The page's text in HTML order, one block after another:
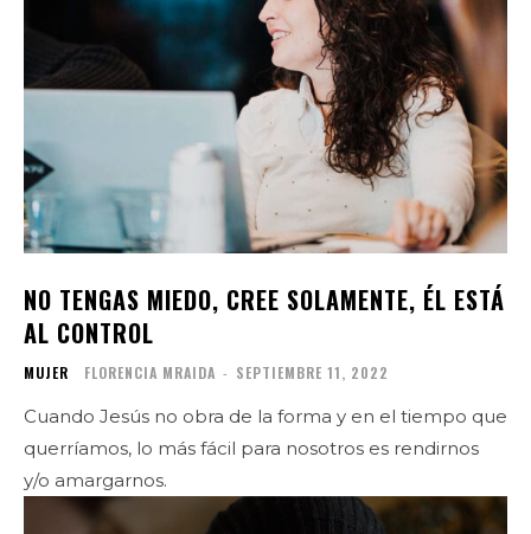
NO TENGAS MIEDO, CREE SOLAMENTE, ÉL ESTÁ
AL CONTROL
MUJER FLORENCIA MRAIDA - SEPTIEMBRE 11, 2022
Cuando Jesús no obra de la forma y en el tiempo que
querríamos, lo más fácil para nosotros es rendirnos
y/o amargarnos.